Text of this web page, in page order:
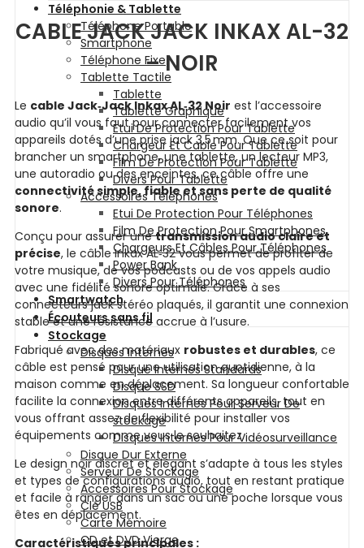
Téléphonie & Tablette
Téléphone Portable
Smartphone
Téléphone Fixe
Tablette Tactile
Tablette
Tablette Graphique
Etui De Protection Pour Tablette
Chargeur Et Cable Pour Tablette
Film De Protection Pour Tablette
Divers Pour Tablette
Accessoires Téléphones
Etui De Protection Pour Téléphones
Film De Protection Pour Smartphones
Chargeurs Et Câbles Pour Téléphones
Power Bank
Divers Pour Téléphones
Smartwatch
Écouteurs sans fil
Stockage
Disques Internes
Disque Internes Standards
Disque SSD
Disques Internes Pour Serveur De
stockage
Disques Internes Pour Vidéosurveillance
Disque Dur Externe
Serveur De Stockage
Accessoires Pour Stockage
Clé USB
Carte Mémoire
CD et DVD Vierge
CABLE JACK JACK INKAX AL-32
– NOIR
Le cable Jack‑Jack Inkax AL‑32 Noir est l’accessoire
audio qu’il vous faut pour connecter facilement vos
appareils dotés d’une prise jack 3,5 mm. Que ce soit pour
brancher un smartphone, une tablette, un lecteur MP3,
une autoradio ou des enceintes, ce câble offre une
connectivité simple, fiable et sans perte de qualité
sonore.
Conçu pour assurer unetransmission audio claire et
précise, le câble Inkax AL‑32 vous permet de profiter de
votre musique, de vos podcasts ou de vos appels audio
avec une fidélité sonore optimale. Grâce à ses
connecteurs jack stéréo plaqués, il garantit une connexion
stable et une résistance accrue à l’usure.
Fabriqué avec des matériaux robustes et durables, ce
câble est pensé pour une utilisation quotidienne, à la
maison comme en déplacement. Sa longueur confortable
facilite la connexion entre différents appareils, tout en
vous offrant assez de flexibilité pour installer vos
équipements comme vous le souhaitez.
Le design noir discret et élégant s’adapte à tous les styles
et types de configurations audio, tout en restant pratique
et facile à ranger dans un sac ou une poche lorsque vous
êtes en déplacement.
Caractéristiques principales :